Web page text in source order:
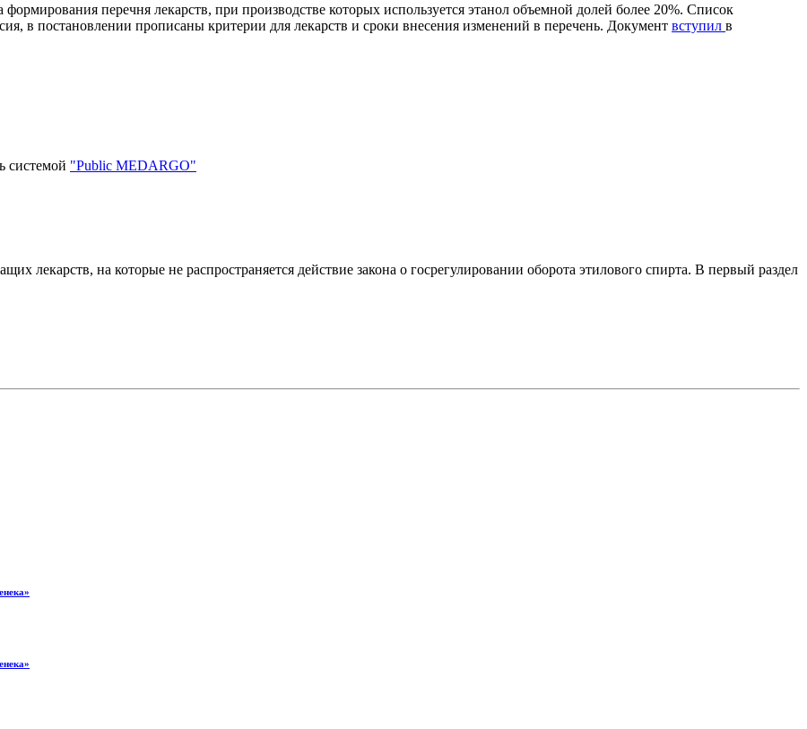
формирования перечня лекарств, при производстве которых используется этанол объемной долей более 20%. Список
в постановлении прописаны критерии для лекарств и сроки внесения изменений в перечень. Документ вступил в
системой "Public MEDARGO"
лекарств, на которые не распространяется действие закона о госрегулировании оборота этилового спирта. В первый раздел